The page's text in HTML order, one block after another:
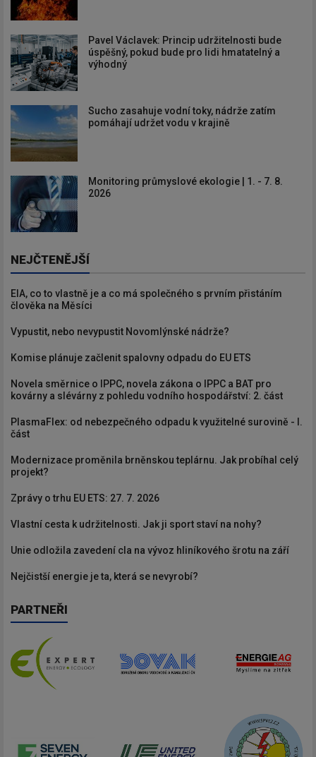
Pavel Václavek: Princip udržitelnosti bude
úspěšný, pokud bude pro lidi hmatatelný a
výhodný
Sucho zasahuje vodní toky, nádrže zatím
pomáhají udržet vodu v krajině
Monitoring průmyslové ekologie | 1. - 7. 8.
2026
NEJČTENĚJŠÍ
EIA, co to vlastně je a co má společného s prvním přistáním
člověka na Měsíci
Vypustit, nebo nevypustit Novomlýnské nádrže?
Komise plánuje začlenit spalovny odpadu do EU ETS
Novela směrnice o IPPC, novela zákona o IPPC a BAT pro
kovárny a slévárny z pohledu vodního hospodářství: 2. část
PlasmaFlex: od nebezpečného odpadu k využitelné surovině - I.
část
Modernizace proměnila brněnskou teplárnu. Jak probíhal celý
projekt?
Zprávy o trhu EU ETS: 27. 7. 2026
Vlastní cesta k udržitelnosti. Jak ji sport staví na nohy?
Unie odložila zavedení cla na vývoz hliníkového šrotu na září
Nejčistší energie je ta, která se nevyrobí?
PARTNEŘI